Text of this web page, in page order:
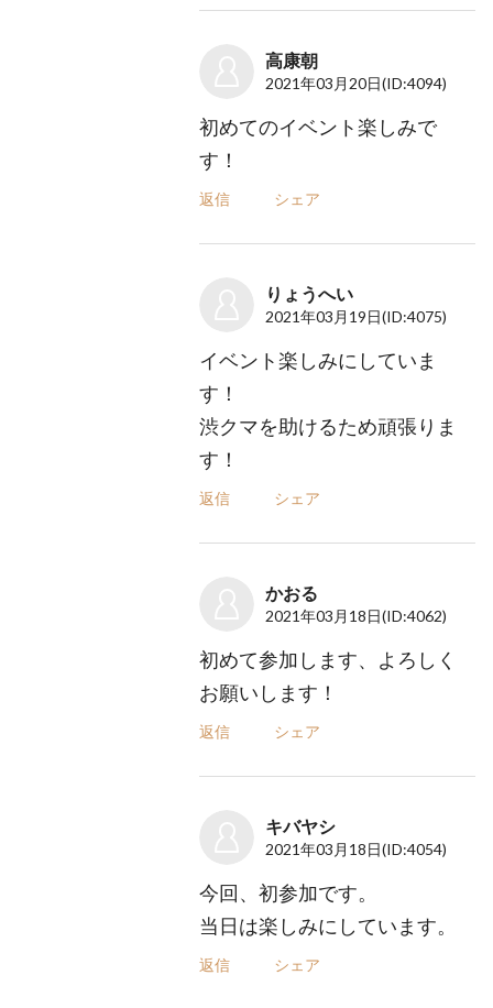
高康朝
2021年03月20日(ID:4094)
初めてのイベント楽しみで
す！
返信 シェア
りょうへい
2021年03月19日(ID:4075)
イベント楽しみにしていま
す！
渋クマを助けるため頑張りま
す！
返信 シェア
かおる
2021年03月18日(ID:4062)
初めて参加します、よろしく
お願いします！
返信 シェア
キバヤシ
2021年03月18日(ID:4054)
今回、初参加です。
当日は楽しみにしています。
返信 シェア